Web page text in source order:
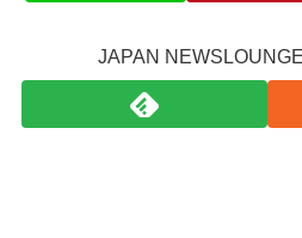
JAPAN